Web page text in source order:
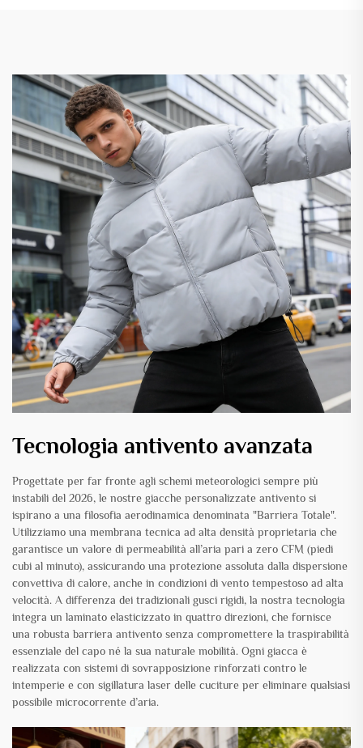
Tecnologia antivento avanzata
Progettate per far fronte agli schemi meteorologici sempre più
instabili del 2026, le nostre giacche personalizzate antivento si
ispirano a una filosofia aerodinamica denominata "Barriera Totale".
Utilizziamo una membrana tecnica ad alta densità proprietaria che
garantisce un valore di permeabilità all’aria pari a zero CFM (piedi
cubi al minuto), assicurando una protezione assoluta dalla dispersione
convettiva di calore, anche in condizioni di vento tempestoso ad alta
velocità. A differenza dei tradizionali gusci rigidi, la nostra tecnologia
integra un laminato elasticizzato in quattro direzioni, che fornisce
una robusta barriera antivento senza compromettere la traspirabilità
essenziale del capo né la sua naturale mobilità. Ogni giacca è
realizzata con sistemi di sovrapposizione rinforzati contro le
intemperie e con sigillatura laser delle cuciture per eliminare qualsiasi
possibile microcorrente d’aria.